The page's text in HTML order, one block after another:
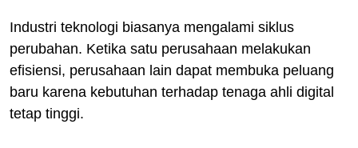
Industri teknologi biasanya mengalami siklus
perubahan. Ketika satu perusahaan melakukan
efisiensi, perusahaan lain dapat membuka peluang
baru karena kebutuhan terhadap tenaga ahli digital
tetap tinggi.